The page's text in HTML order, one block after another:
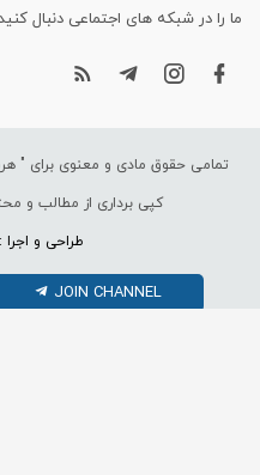
ما را در شبکه های اجتماعی دنبال
تمامی حقوق مادی و معنوی برای "
کپی برداری از مطالب و
طراحی و
JOIN CHANNEL